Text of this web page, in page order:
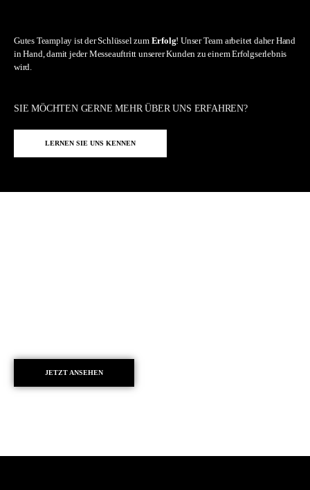
Gutes Teamplay ist der Schlüssel zum Erfolg! Unser Team arbeitet daher Hand
in Hand, damit jeder Messeauftritt unserer Kunden zu einem Erfolgserlebnis
wird.
SIE MÖCHTEN GERNE MEHR ÜBER UNS ERFAHREN?
LERNEN SIE UNS KENNEN
JETZT ANSEHEN